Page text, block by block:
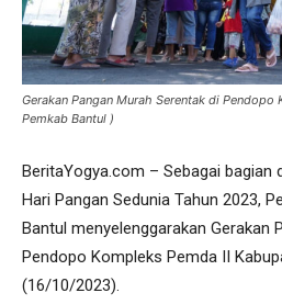
Gerakan Pangan Murah Serentak di Pendopo
Pemkab Bantul )
BeritaYogya.com – Sebagai bagian
Hari Pangan Sedunia Tahun 2023,
Bantul menyelenggarakan Gerakan
Pendopo Kompleks Pemda II
(16/10/2023).